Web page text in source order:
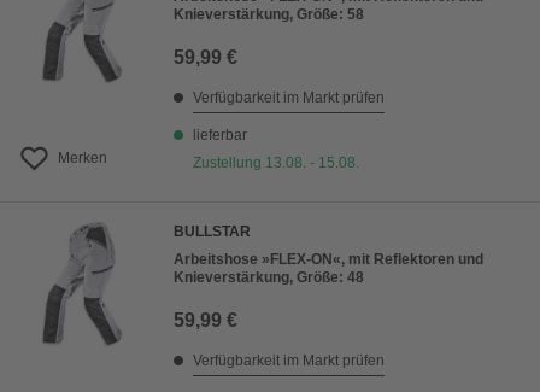
Merken
Knieverstärkung, Größe: 58
59,99 €
Verfügbarkeit im Markt prüfen
lieferbar
Zustellung 13.08. - 15.08.
BULLSTAR
Arbeitshose »FLEX-ON«, mit Reflektoren und
Knieverstärkung, Größe: 48
59,99 €
Verfügbarkeit im Markt prüfen